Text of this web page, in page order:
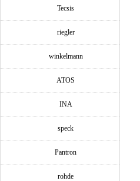
Tecsis
riegler
winkelmann
ATOS
INA
speck
Pantron
rohde